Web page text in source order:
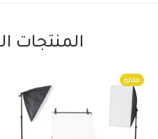
المنتجات
متميز